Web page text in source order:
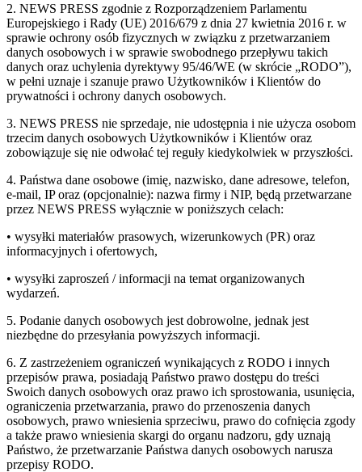
2. NEWS PRESS zgodnie z Rozporządzeniem Parlamentu
Europejskiego i Rady (UE) 2016/679 z dnia 27 kwietnia 2016 r. w
sprawie ochrony osób fizycznych w związku z przetwarzaniem
danych osobowych i w sprawie swobodnego przepływu takich
danych oraz uchylenia dyrektywy 95/46/WE (w skrócie „RODO”),
w pełni uznaje i szanuje prawo Użytkowników i Klientów do
prywatności i ochrony danych osobowych.
3. NEWS PRESS nie sprzedaje, nie udostępnia i nie użycza osobom
trzecim danych osobowych Użytkowników i Klientów oraz
zobowiązuje się nie odwołać tej reguły kiedykolwiek w przyszłości.
4. Państwa dane osobowe (imię, nazwisko, dane adresowe, telefon,
e-mail, IP oraz (opcjonalnie): nazwa firmy i NIP, będą przetwarzane
przez NEWS PRESS wyłącznie w poniższych celach:
• wysyłki materiałów prasowych, wizerunkowych (PR) oraz
informacyjnych i ofertowych,
• wysyłki zaproszeń / informacji na temat organizowanych
wydarzeń.
5. Podanie danych osobowych jest dobrowolne, jednak jest
niezbędne do przesyłania powyższych informacji.
6. Z zastrzeżeniem ograniczeń wynikających z RODO i innych
przepisów prawa, posiadają Państwo prawo dostępu do treści
Swoich danych osobowych oraz prawo ich sprostowania, usunięcia,
ograniczenia przetwarzania, prawo do przenoszenia danych
osobowych, prawo wniesienia sprzeciwu, prawo do cofnięcia zgody
a także prawo wniesienia skargi do organu nadzoru, gdy uznają
Państwo, że przetwarzanie Państwa danych osobowych narusza
przepisy RODO.